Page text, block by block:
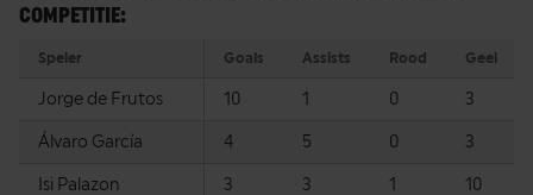
COMPETITIE:
Speler Goals Assists Rood Geel
Jorge de Frutos 10 1 0 3
Álvaro García 4 5 0 3
Isi Palazon 3 3 1 10